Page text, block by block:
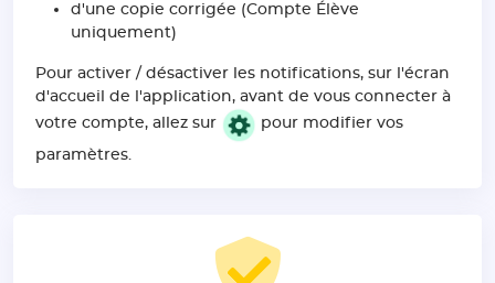
d'une copie corrigée (Compte Élève
uniquement)
Pour activer / désactiver les notifications, sur l'écran
d'accueil de l'application, avant de vous connecter à
votre compte, allez sur
pour modifier vos
paramètres.